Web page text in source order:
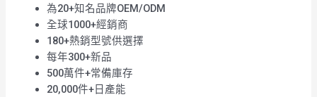
為20+知名品牌OEM/ODM
全球1000+經銷商
180+熱銷型號供選擇
每年300+新品
500萬件+常備庫存
20,000件+日產能